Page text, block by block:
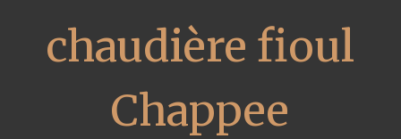
chaudière fioul
Chappee